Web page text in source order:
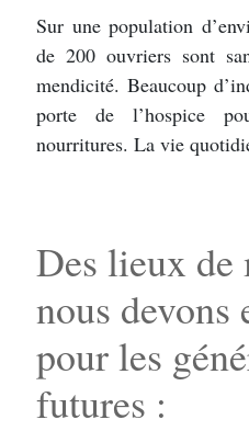
Sur une population
de 200 ouvriers sont
mendicité. Beaucoup
porte de l’hospice
nourritures. La vie
Des lieux de
nous devons
pour les
futures :